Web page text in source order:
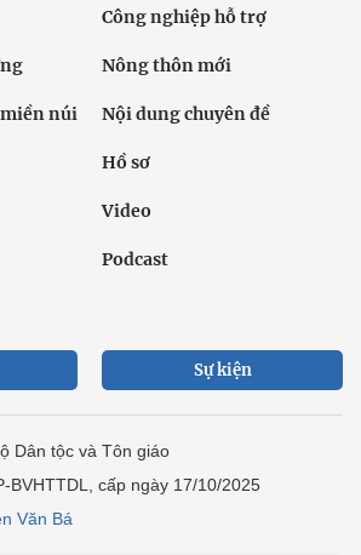
Công nghiệp hỗ trợ
Nông thôn mới
miền núi Nội dung chuyên đề
Hồ sơ
Video
Podcast
Sự kiện
Dân tộc và Tôn giáo
BVHTTDL, cấp ngày 17/10/2025
Văn Bá